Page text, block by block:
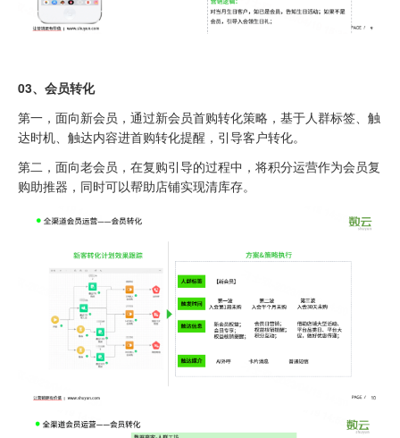
03、 会员转化
第一，面向新会员，通过新会员首购转化策略，基于人群标签、触
达时机、触达内容进首购转化提醒，引导客户转化。
第二，面向老会员，在复购引导的过程中，将积分运营作为会员复
购助推器，同时可以帮助店铺实现清库存。